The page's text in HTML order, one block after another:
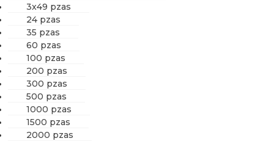
3x49 pzas
24 pzas
35 pzas
60 pzas
100 pzas
200 pzas
300 pzas
500 pzas
1000 pzas
1500 pzas
2000 pzas